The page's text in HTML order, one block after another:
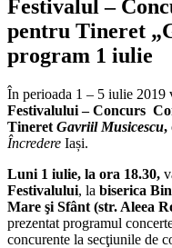
Festivalul –
pentru Tineret
program 1 iulie
În perioada 1 – 5 iulie 2019
Festivalului – Concurs
Tineret Gavriil Musicescu,
Încredere Iași.
Luni 1 iulie, la ora 18.30,
Festivalului, la biserica
Mare şi Sfânt (str. Aleea
prezentat programul
concurente la secţiunile de